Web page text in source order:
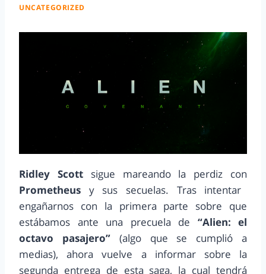
UNCATEGORIZED
Ridley Scott sigue mareando la perdiz con
Prometheus y sus secuelas. Tras intentar
engañarnos con la primera parte sobre que
estábamos ante una precuela de “Alien: el
octavo pasajero”(algo que se cumplió a
medias), ahora vuelve a informar sobre la
segunda entrega de esta saga, la cual tendrá